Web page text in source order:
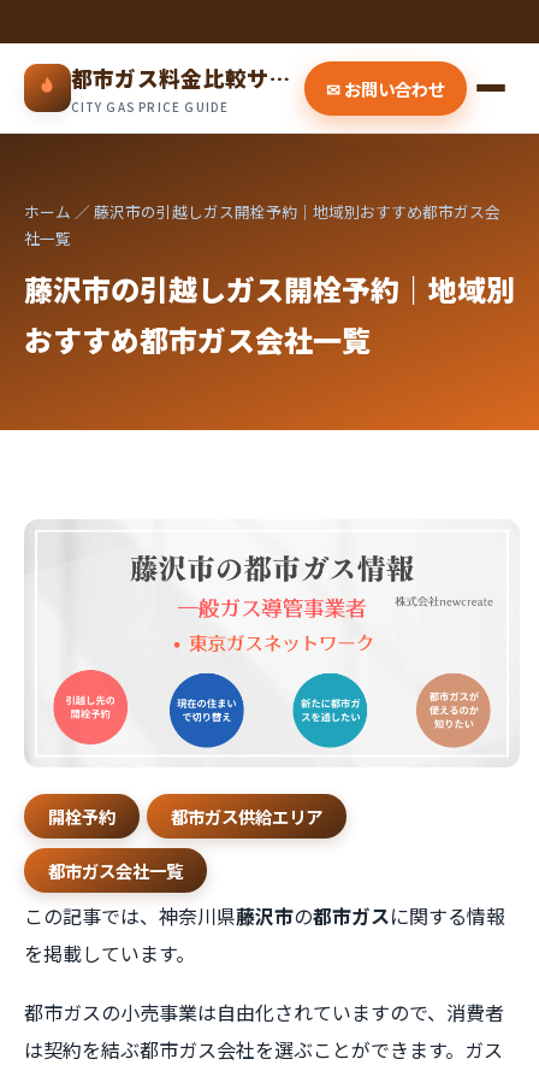
都市ガス料金比較サイト
CITY GAS PRICE GUIDE
✉ お問い合わせ
ホーム ／ 藤沢市の引越しガス開栓予約｜地域別おすすめ都市ガス会
社一覧
藤沢市の引越しガス開栓予約｜地域別
おすすめ都市ガス会社一覧
開栓予約 都市ガス供給エリア
都市ガス会社一覧
この記事では、神奈川県藤沢市の都市ガスに関する情報
を掲載しています。
都市ガスの小売事業は自由化されていますので、消費者
は契約を結ぶ都市ガス会社を選ぶことができます。ガス